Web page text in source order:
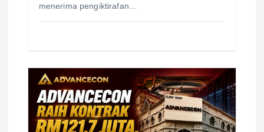
menerima pengiktirafan…